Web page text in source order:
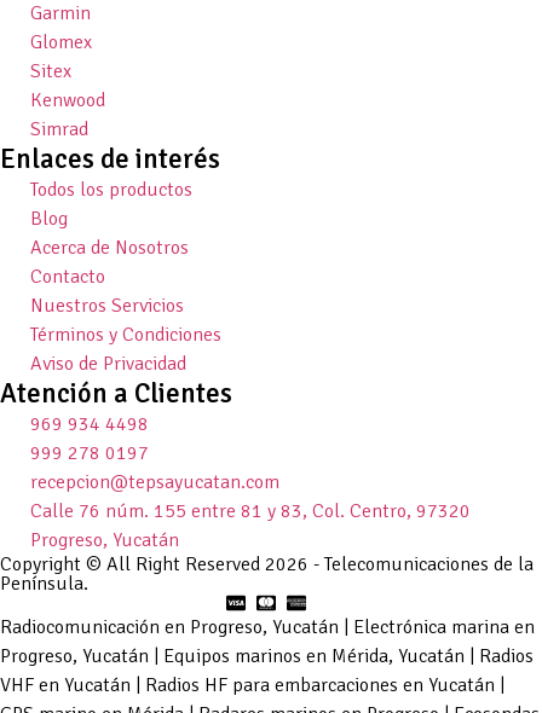
Garmin
Glomex
Sitex
Kenwood
Simrad
Enlaces de interés
Todos los productos
Blog
Acerca de Nosotros
Contacto
Nuestros Servicios
Términos y Condiciones
Aviso de Privacidad
Atención a Clientes
969 934 4498
999 278 0197
recepcion@tepsayucatan.com
Calle 76 núm. 155 entre 81 y 83, Col. Centro, 97320
Progreso, Yucatán
Copyright © All Right Reserved 2026 - Telecomunicaciones de la
Península.
Radiocomunicación en Progreso, Yucatán | Electrónica marina en
Progreso, Yucatán | Equipos marinos en Mérida, Yucatán | Radios
VHF en Yucatán | Radios HF para embarcaciones en Yucatán |